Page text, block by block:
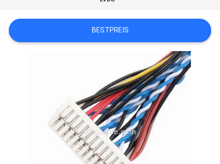
UM
SITEMAP
DATENSCHUTZRICHTLINIE
BESTPREIS